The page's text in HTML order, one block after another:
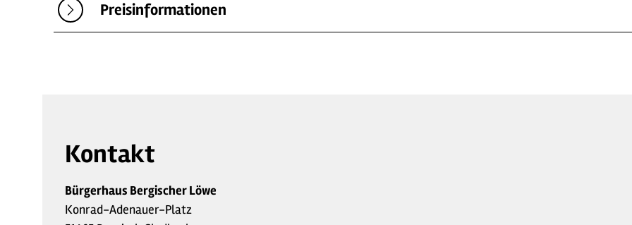
Preisinformationen
Kontakt
Bürgerhaus Bergischer Löwe
Konrad-Adenauer-Platz